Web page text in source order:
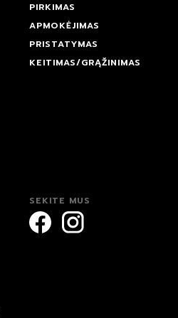
PIRKIMAS
APMOKĖJIMAS
PRISTATYMAS
KEITIMAS/GRĄŽINIMAS
SEKITE MUS